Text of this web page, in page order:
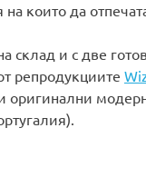
които да
склад и с две
репродукциите
оригинални